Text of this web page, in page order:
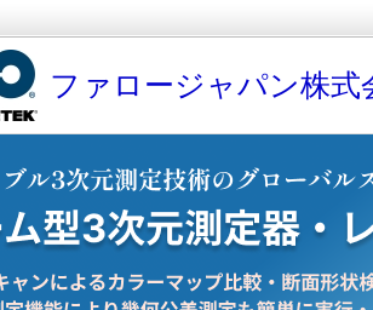
ファロージャパン株式